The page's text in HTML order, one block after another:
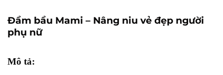
Đầm bầu Mami – Nâng niu vẻ đẹp người
phụ nữ
Mô tả: